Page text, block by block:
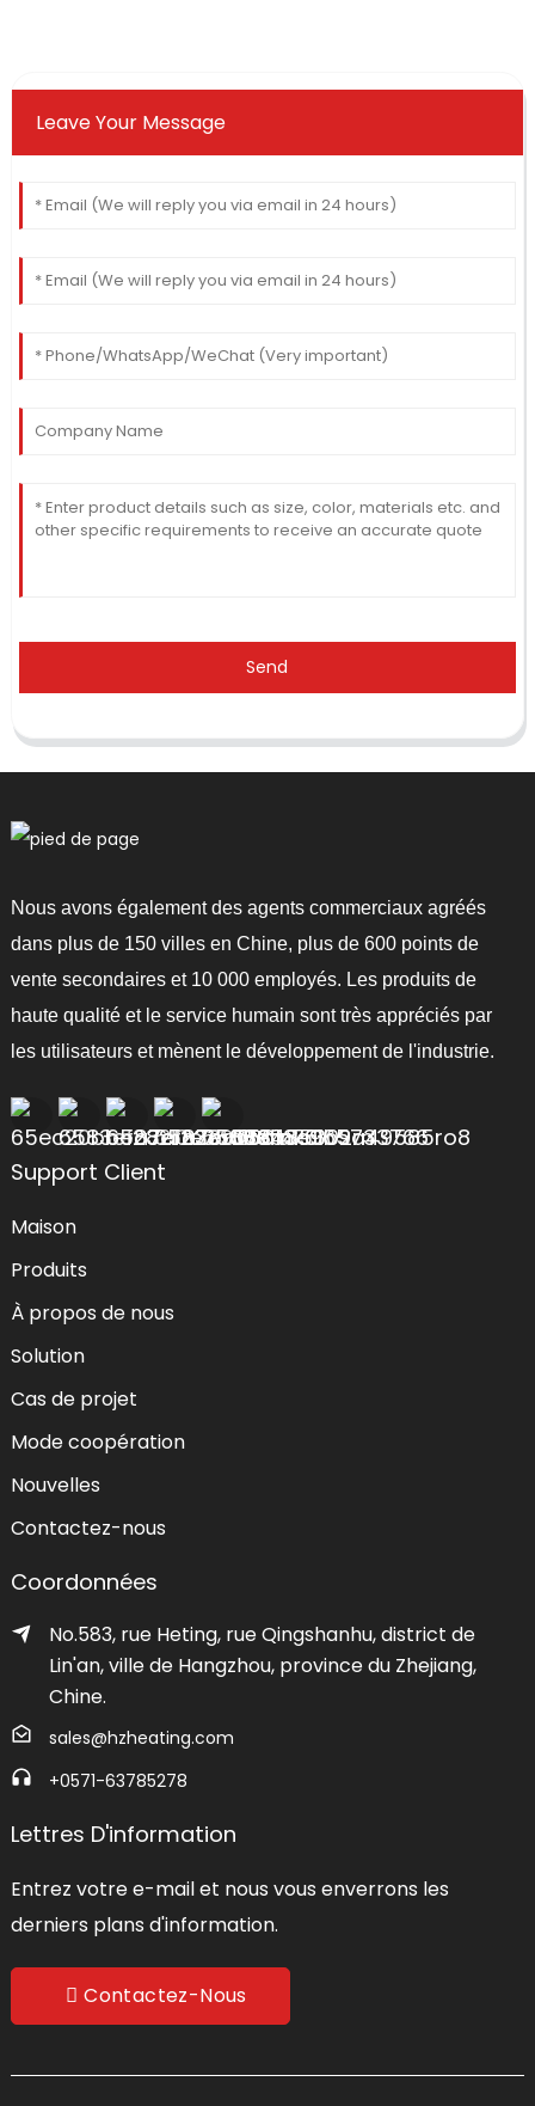
Leave Your Message
Send
Nous avons également des agents commerciaux agréés
dans plus de 150 villes en Chine, plus de 600 points de
vente secondaires et 10 000 employés. Les produits de
haute qualité et le service humain sont très appréciés par
les utilisateurs et mènent le développement de l'industrie.
Support Client
Maison
Produits
À propos de nous
Solution
Cas de projet
Mode coopération
Nouvelles
Contactez-nous
Coordonnées
No.583, rue Heting, rue Qingshanhu, district de
Lin'an, ville de Hangzhou, province du Zhejiang,
Chine.
sales@hzheating.com
+0571-63785278
Lettres D'information
Entrez votre e-mail et nous vous enverrons les
derniers plans d'information.
Contactez-Nous